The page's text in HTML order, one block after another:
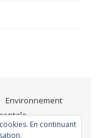
Environnement
Meilleur coeur
En continuant